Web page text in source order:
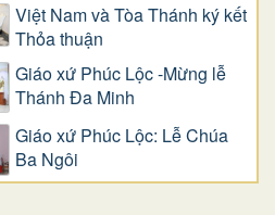
Việt Nam và Tòa Thánh ký kết
Thỏa thuận
Giáo xứ Phúc Lộc -Mừng lễ
Thánh Đa Minh
Giáo xứ Phúc Lộc: Lễ Chúa
Ba Ngôi